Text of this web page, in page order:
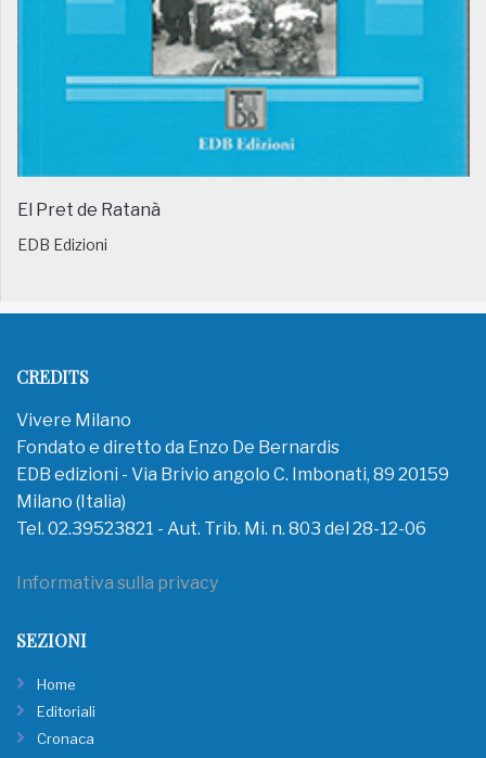
El Pret de Ratanà
EDB Edizioni
CREDITS
Vivere Milano
Fondato e diretto da Enzo De Bernardis
EDB edizioni - Via Brivio angolo C. Imbonati, 89 20159
Milano (Italia)
Tel. 02.39523821 - Aut. Trib. Mi. n. 803 del 28-12-06
Informativa sulla privacy
SEZIONI
Home
Editoriali
Cronaca